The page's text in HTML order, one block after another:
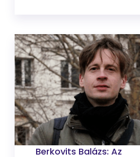
Berkovits Balázs: Az